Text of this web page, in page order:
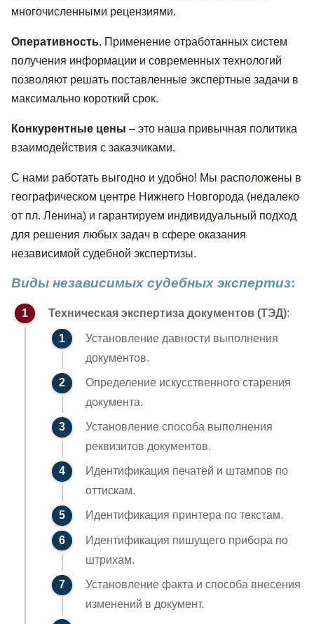
многочисленными рецензиями.
Оперативность. Применение отработанных систем
получения информации и современных технологий
позволяют решать поставленные экспертные задачи в
максимально короткий срок.
Конкурентные цены – это наша привычная политика
взаимодействия с заказчиками.
С нами работать выгодно и удобно! Мы расположены в
географическом центре Нижнего Новгорода (недалеко
от пл. Ленина) и гарантируем индивидуальный подход
для решения любых задач в сфере оказания
независимой судебной экспертизы.
Виды независимых судебных экспертиз:
Техническая экспертиза документов (ТЭД):
Установление давности выполнения
документов.
Определение искусственного старения
документа.
Установление способа выполнения
реквизитов документов.
Идентификация печатей и штампов по
оттискам.
Идентификация принтера по текстам.
Идентификация пишущего прибора по
штрихам.
Установление факта и способа внесения
изменений в документ.